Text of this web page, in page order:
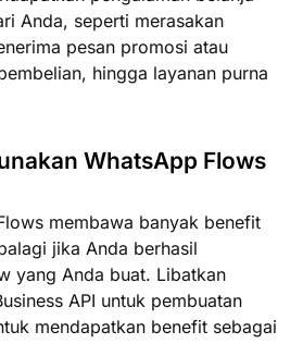
Anda, seperti merasakan
pesan promosi atau
hingga layanan purna
WhatsApp Flows
membawa banyak benefit
jika Anda berhasil
yang Anda buat. Libatkan
API untuk pembuatan
mendapatkan benefit sebagai